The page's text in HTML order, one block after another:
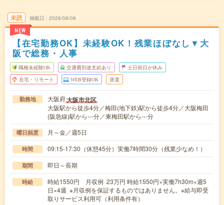
未読
NEW
掲載日 2026/08/08
【在宅勤務OK】未経験OK！残業ほぼなし▼大
阪で総務・人事
職種未経験OK 交通費別途支給あり 土日祝日が休み
在宅・リモート WEB登録OK 派遣
勤務地 大阪府大阪市北区
大阪駅から徒歩4分／梅田(地下鉄)駅から徒歩4分／大阪梅田
(阪急線)駅から---分／東梅田駅から---分
曜日頻度 月～金／週5日
時間 09:15-17:30（休憩45分）実働7時間30分（残業少なめ！）
期間 即日～長期
時給
時給1550円 月収例 23万円 時給1550円×実働7h30m×週5
日×4週 ※月収例を保証するものではありません。※給与即受
取りサービス利用可（利用条件有）